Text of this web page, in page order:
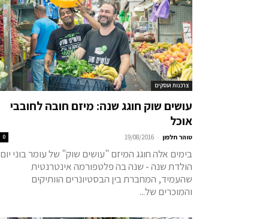
צרכנות ועסקים
עושים שוק חוגג שנה: מיזם חובה לחובבי
אוכל
טוהר חלפון -
19/08/2016
0
בימים אלה חוגג המיזם "עושים שוק" של עומר בוני יום
הולדת שנה - שנה בה פלטפורמה אינטרנטית
שהעמיד, המחברת בין הבסטיונרים הוותיקים
והמוכרים של...